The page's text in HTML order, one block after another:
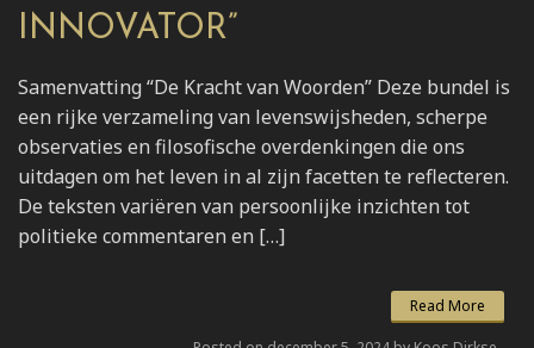
INNOVATOR”
Samenvatting “De Kracht van Woorden” Deze bundel is
een rijke verzameling van levenswijsheden, scherpe
observaties en filosofische overdenkingen die ons
uitdagen om het leven in al zijn facetten te reflecteren.
De teksten variëren van persoonlijke inzichten tot
politieke commentaren en […]
Read More